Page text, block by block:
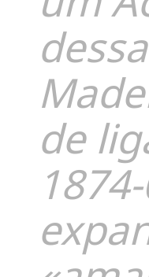
de